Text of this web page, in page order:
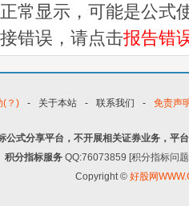
常显示，可能是公式
错误，请点击报告错
(？) - 关于本站 - 联系我们 - 免责声
公式分享平台，不开展相关证券业务，平
积分指标服务 QQ:76073859 [积分指标问
Copyright © 好股网